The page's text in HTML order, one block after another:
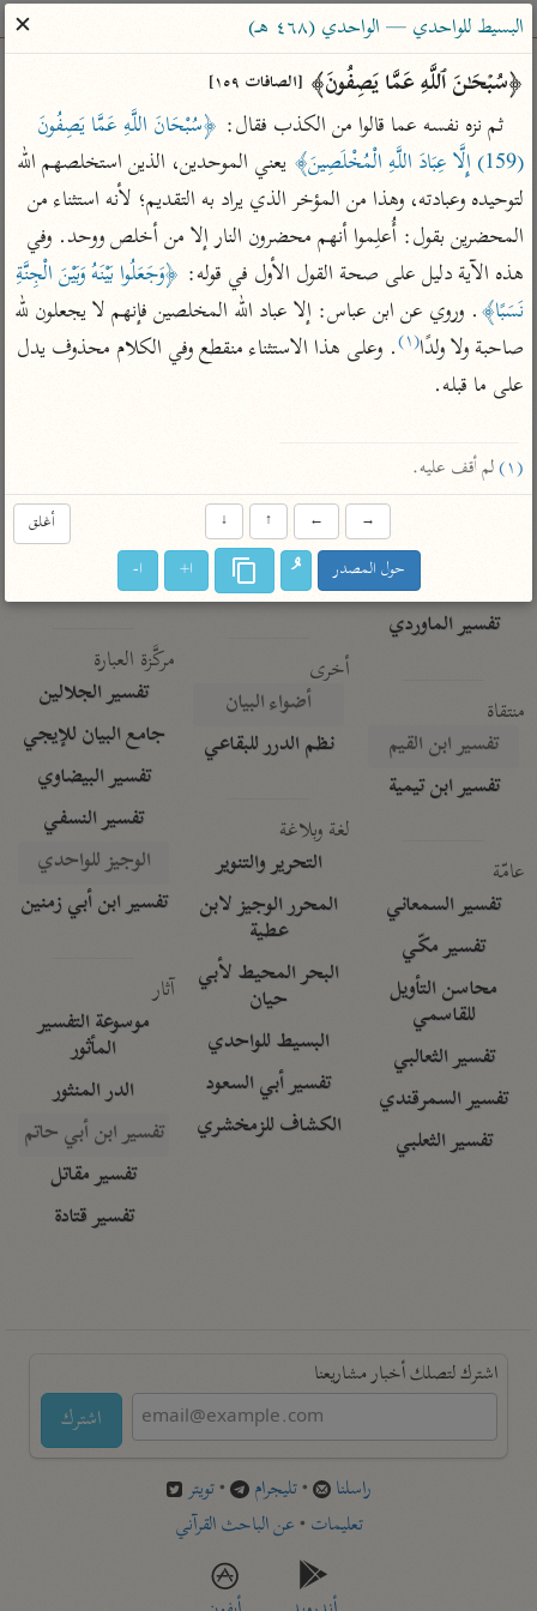
ساهم معنا في نشر القرآن والعلم الشرعي
الباحث القرآني
بحث تفسير علوم مصاحف معاجم
Type 2 or more characters for results.
Type 1 or more
characters for results.
أمّهات
تفسير الطبري
تفسير ابن كثير
تفسير البغوي
تفسير ابن الجوزي
تفسير الماوردي
منتقاة
تفسير ابن القيم
تفسير ابن تيمية
عامّة
تفسير السمعاني
تفسير مكّي
محاسن التأويل
للقاسمي
تفسير الثعالبي
تفسير السمرقندي
تفسير الثعلبي
عامّة
فتح البيان للقنوجي
موسوعات
تفسير الآلوسي
تفسير الرازي
أخرى
أضواء البيان
نظم الدرر للبقاعي
لغة وبلاغة
التحرير والتنوير
المحرر الوجيز لابن
عطية
البحر المحيط لأبي
حيان
البسيط للواحدي
تفسير أبي السعود
الكشاف للزمخشري
معاصرة
الميسر
أيسر التفاسير
القرآن – تدبر وعمل
تفسير ابن عثيمين
مركَّزة العبارة
تفسير الجلالين
جامع البيان للإيجي
تفسير البيضاوي
تفسير النسفي
الوجيز للواحدي
تفسير ابن أبي زمنين
آثار
موسوعة التفسير
المأثور
الدر المنثور
تفسير ابن أبي حاتم
تفسير مقاتل
تفسير قتادة
اشترك لتصلك أخبار مشاريعنا
اشترك
راسلنا •تليجرام •تويتر
تعليمات •عن الباحث القرآني
البسيط للواحدي — الواحدي (٤٦٨ هـ)
✕
﴿سُبۡحَـٰنَ ٱللَّهِ عَمَّا یَصِفُونَ﴾ [الصافات ١٥٩]
ثم نزه نفسه عما قالوا من الكذب فقال:
(159) إِلَّا عِبَادَ اللَّهِ الْمُخْلَصِينَ﴾
هذه الآية دليل على صحة القول الأول في قوله:
نَسَبًا﴾
صاحبة ولا ولدًا(١)
على ما قبله.
(١) لم أقف عليه.
أغلق →
←
↑
↓
حول المصدر ا+ ا-